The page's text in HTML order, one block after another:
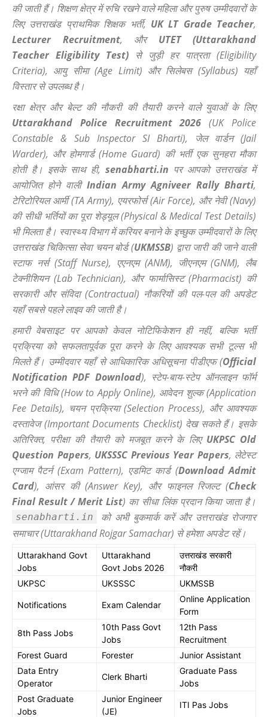
की जाती हैं। शिक्षण क्षेत्र में रुचि रखने वाले महिला और पुरुष उम्मीदवारों के
लिए उत्तराखंड प्राथमिक शिक्षक भर्ती, UK LT Grade Teacher,
Lecturer Recruitment, और UTET (Uttarakhand
Teacher Eligibility Test) से जुड़ी हर पात्रता (Eligibility
Criteria), आयु सीमा (Age Limit) और सिलेबस (Syllabus) यहाँ
विस्तार से उपलब्ध है।
रक्षा क्षेत्र और बेल्ट की नौकरी की तैयारी करने वाले युवाओं के लिए
Uttarakhand Police Recruitment 2026 (UK Police
Constable & Sub Inspector SI Bharti), जेल वार्डन (Jail
Warder), और होमगार्ड (Home Guard) की भर्ती एक सुनहरा मौका
होती है। इसके साथ ही, senabharti.in पर आपको उत्तराखंड में
आयोजित होने वाली Indian Army Agniveer Rally Bharti,
टेरिटोरियल आर्मी (TA Army), एयरफोर्स (Air Force), और नेवी (Navy)
की सीधी भर्तियों का पूरा शेड्यूल (Physical & Medical Test Details)
भी मिलता है। स्वास्थ्य विभाग में करियर बनाने के इच्छुक उम्मीदवारों के लिए
उत्तराखंड चिकित्सा सेवा चयन बोर्ड (UKMSSB) द्वारा जारी की जाने वाली
स्टाफ नर्स (Staff Nurse), एएनएम (ANM), जीएनएम (GNM), लैब
टेक्नीशियन (Lab Technician), और फार्मासिस्ट (Pharmacist) की
सरकारी और संविदा (Contractual) नौकरियों की पल-पल की अपडेट
यहाँ सबसे पहले लाइव की जाती है।
हमारी वेबसाइट पर आपको केवल नोटिफिकेशन ही नहीं, बल्कि भर्ती
प्रक्रिया को सफलतापूर्वक पूरा करने के लिए आवश्यक सभी टूल्स भी
मिलते हैं। उम्मीदवार यहाँ से आधिकारिक अधिसूचना पीडीएफ (Official
Notification PDF Download), स्टेप-बाय-स्टेप ऑनलाइन फॉर्म
भरने की विधि (How to Apply Online), आवेदन शुल्क (Application
Fee Details), चयन प्रक्रिया (Selection Process), और आवश्यक
दस्तावेज (Important Documents Checklist) देख सकते हैं। इसके
अतिरिक्त, परीक्षा की तैयारी को मजबूत करने के लिए UKPSC Old
Question Papers, UKSSSC Previous Year Papers, लेटेस्ट
एग्जाम पैटर्न (Exam Pattern), एडमिट कार्ड (Download Admit
Card), आंसर की (Answer Key), और फाइनल रिजल्ट (Check
Final Result / Merit List) का सीधा लिंक प्रदान किया जाता है।
senabharti.in
को अभी बुकमार्क करें और उत्तराखंड रोजगार
समाचार (Uttarakhand Rojgar Samachar) से हमेशा अपडेट रहें।
Uttarakhand Govt
Jobs
Uttarakhand
Govt Jobs 2026
उत्तराखंड सरकारी
नौकरी
UKPSC
UKSSSC UKMSSB
Notifications Exam Calendar
Online Application
Form
8th Pass Jobs
10th Pass Govt
Jobs
12th Pass
Recruitment
Forest Guard
Forester
Junior Assistant
Data Entry
Operator
Clerk Bharti
Graduate Pass
Jobs
Post Graduate
Jobs
Junior Engineer
(JE)
ITI Pas Jobs